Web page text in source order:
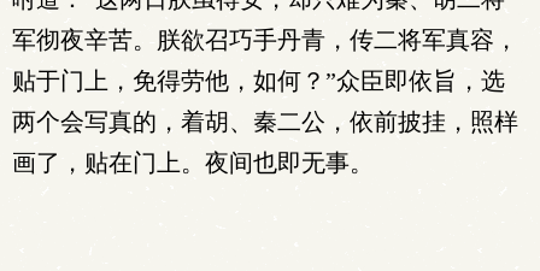
军彻夜辛苦。朕欲召巧手丹青，传二将军真容，
贴于门上，免得劳他，如何？”众臣即依旨，选
两个会写真的，着胡、秦二公，依前披挂，照样
画了，贴在门上。夜间也即无事。